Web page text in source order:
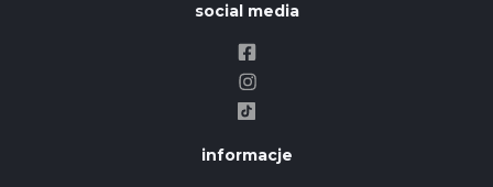
social media
informacje